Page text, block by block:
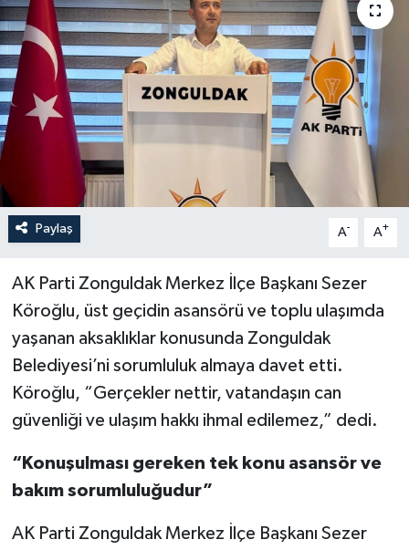
Paylaş A- A+
AK Parti Zonguldak Merkez İlçe Başkanı Sezer
Köroğlu, üst geçidin asansörü ve toplu ulaşımda
yaşanan aksaklıklar konusunda Zonguldak
Belediyesi’ni sorumluluk almaya davet etti.
Köroğlu, “Gerçekler nettir, vatandaşın can
güvenliği ve ulaşım hakkı ihmal edilemez,” dedi.
“Konuşulması gereken tek konu asansör ve
bakım sorumluluğudur”
AK Parti Zonguldak Merkez İlçe Başkanı Sezer
Özel
Mesaj
Dergim
Ulusal